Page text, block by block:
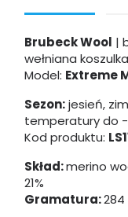
Brubeck Wool |
wełniana
Model: Extreme
Sezon:jesień,
temperaturydo
Kod produktu:
Skład:merino
21%
Gramatura: